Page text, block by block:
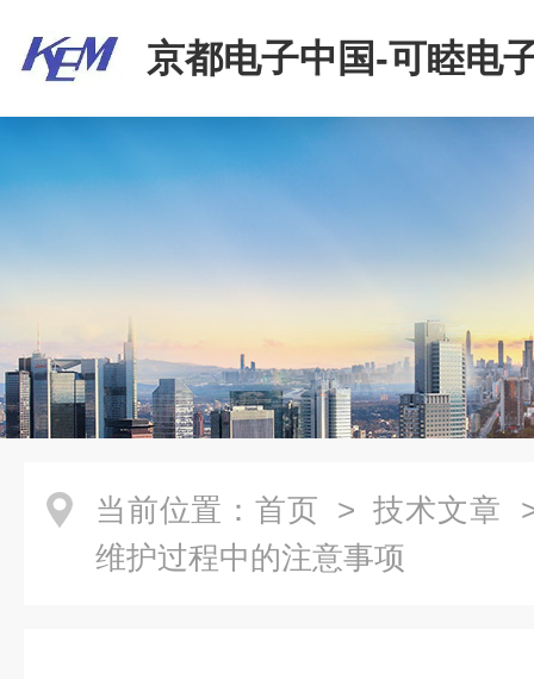
京都电子中国-可睦电
商贸有限公司
当前位置： 首页 > 技术文章
维护过程中的注意事项